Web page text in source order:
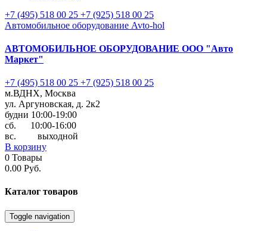
+7 (495) 518 00 25 +7 (925) 518 00 25
Автомобильное оборудование Avto-hol
АВТОМОБИЛЬНОЕ ОБОРУДОВАНИЕ ООО "Авто
Маркет"
+7 (495) 518 00 25 +7 (925) 518 00 25
м.ВДНХ, Москва
ул. Аргуновская, д. 2к2
будни 10:00-19:00
cб. 10:00-16:00
вс. выходной
В корзину
0 Товары
0.00 Руб.
Каталог товаров
Toggle navigation